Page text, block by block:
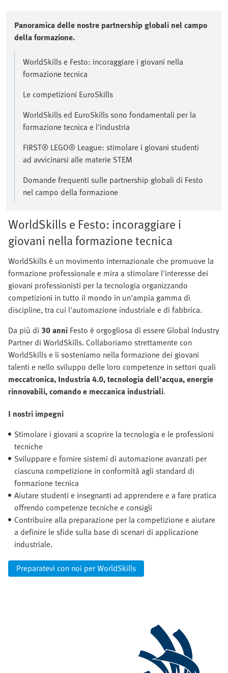
Panoramica delle nostre partnership globali nel campo
della formazione.
WorldSkills e Festo: incoraggiare i giovani nella
formazione tecnica
Le competizioni EuroSkills
WorldSkills ed EuroSkills sono fondamentali per la
formazione tecnica e l'industria
FIRST® LEGO® League: stimolare i giovani studenti
ad avvicinarsi alle materie STEM
Domande frequenti sulle partnership globali di Festo
nel campo della formazione
WorldSkills e Festo: incoraggiare i
giovani nella formazione tecnica
WorldSkills è un movimento internazionale che promuove la
formazione professionale e mira a stimolare l'interesse dei
giovani professionisti per la tecnologia organizzando
competizioni in tutto il mondo in un'ampia gamma di
discipline, tra cui l'automazione industriale e di fabbrica.
Da più di 30 anni Festo è orgogliosa di essere Global Industry
Partner di WorldSkills. Collaboriamo strettamente con
WorldSkills e li sosteniamo nella formazione dei giovani
talenti e nello sviluppo delle loro competenze in settori quali
meccatronica, Industria 4.0, tecnologia dell'acqua, energie
rinnovabili, comando e meccanica industriali.
I nostri impegni
Stimolare i giovani a scoprire la tecnologia e le professioni
tecniche
Sviluppare e fornire sistemi di automazione avanzati per
ciascuna competizione in conformità agli standard di
formazione tecnica
Aiutare studenti e insegnanti ad apprendere e a fare pratica
offrendo competenze tecniche e consigli
Contribuire alla preparazione per la competizione e aiutare
a definire le sfide sulla base di scenari di applicazione
industriale.
Preparatevi con noi per WorldSkills